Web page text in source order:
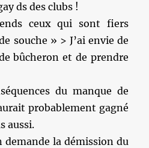
ds des clubs !
ceux qui sont fiers
souche » > J’ai envie de
bûcheron et de prendre
du manque de
probablement gagné
aussi.
demande la démission du